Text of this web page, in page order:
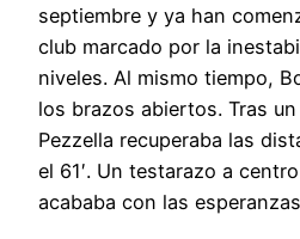
septiembre y ya han
club marcado por la
niveles. Al mismo tiempo,
los brazos abiertos. Tras
Pezzella recuperaba las
el 61′. Un testarazo a
acababa con las